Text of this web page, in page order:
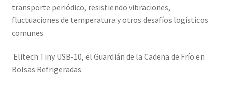
transporte periódico, resistiendo vibraciones,
fluctuaciones de temperatura y otros desafíos logísticos
comunes.
Elitech Tiny USB-10, el Guardián de la Cadena de Frío en
Bolsas Refrigeradas